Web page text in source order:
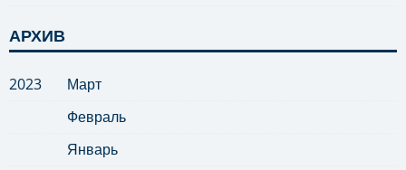
АРХИВ
2023
Март
Февраль
Январь